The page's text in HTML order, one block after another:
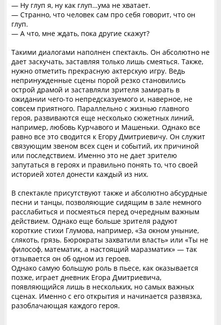
— Ну глуп я, ну как глуп…ума не хватает.
— Странно, что человек сам про себя говорит, что он
глуп.
— А что, мне ждать, пока другие скажут?
Такими диалогами наполнен спектакль. Он абсолютно не
дает заскучать, заставляя только лишь смеяться. Также,
нужно отметить прекрасную актерскую игру. Ведь
непринужденные сцены порой резко становились
острой драмой и заставляли зрителя замирать в
ожидании чего-то непредсказуемого и, наверное, не
совсем приятного. Параллельно с жизнью главного
героя, развиваются еще несколько сюжетных линий,
например, любовь Курчавого и Машеньки. Однако все
равно все это сводится к Егору Дмитриевичу. Он служит
связующим звеном всех сцен и событий, их причиной
или последствием. Именно это не дает зрителю
запутаться в героях и правильно понять то, что своей
историей хотел донести каждый из них.
В спектакле присутствуют также и абсолютно абсурдные
песни и танцы, позволяющие сидящим в зале немного
расслабиться и посмеяться перед очередным важным
действием. Однако еще больше зрителя радуют
короткие стихи Глумова, например, «За окном уныние,
слякоть, грязь. Бюрократы захватили власть» или «Ты не
философ, математик, а настоящий маразматик» — так
отзывается он об одном из героев.
Однако самую большую роль в пьесе, как оказывается
позже, играет дневник Егора Дмитриевича,
появляющийся лишь в нескольких, но самых важных
сценах. Именно с его открытия и начинается развязка,
разоблачающая каждого героя.